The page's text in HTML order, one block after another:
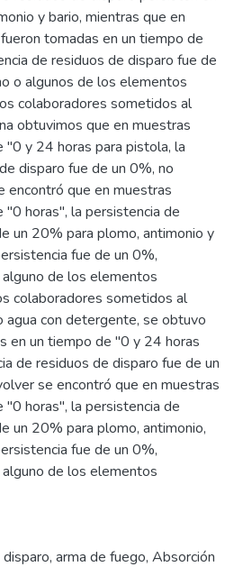
y bario, mientras que en
tomadas en un tiempo de
de residuos de disparo fue de
o algunos de los elementos
colaboradores sometidos al
obtuvimos que en muestras
y 24 horas para pistola, la
disparo fue de un 0%, no
encontró que en muestras
horas", la persistencia de
un 20% para plomo, antimonio y
fue de un 0%,
de los elementos
colaboradores sometidos al
agua con detergente, se obtuvo
en un tiempo de "0 y 24 horas
de residuos de disparo fue de un
se encontró que en muestras
horas", la persistencia de
un 20% para plomo, antimonio,
fue de un 0%,
de los elementos
, arma de fuego, Absorción